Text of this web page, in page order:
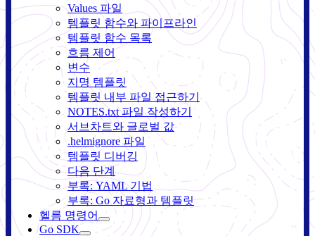
Values 파일
템플릿 함수와 파이프라인
템플릿 함수 목록
흐름 제어
변수
지명 템플릿
템플릿 내부 파일 접근하기
NOTES.txt 파일 작성하기
서브차트와 글로벌 값
.helmignore 파일
템플릿 디버깅
다음 단계
부록: YAML 기법
부록: Go 자료형과 템플릿
헬름 명령어
Go SDK